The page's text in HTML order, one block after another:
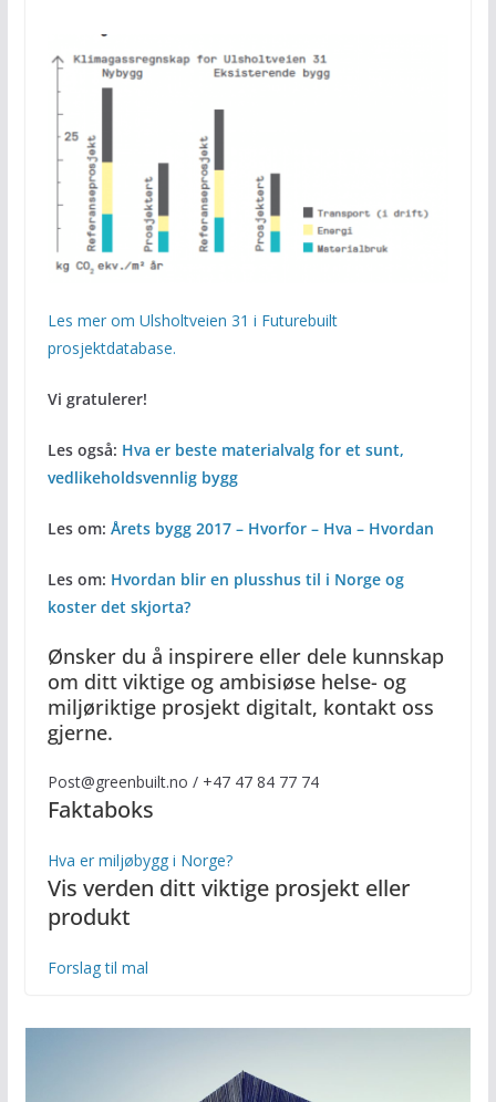
Les mer om Ulsholtveien 31 i Futurebuilt
prosjektdatabase.
Vi gratulerer!
Les også: Hva er beste materialvalg for et sunt,
vedlikeholdsvennlig bygg
Les om: Årets bygg 2017 – Hvorfor – Hva – Hvordan
Les om: Hvordan blir en plusshus til i Norge og
koster det skjorta?
Ønsker du å inspirere eller dele kunnskap
om ditt viktige og ambisiøse helse- og
miljøriktige prosjekt digitalt, kontakt oss
gjerne.
Post@greenbuilt.no / +47 47 84 77 74
Faktaboks
Hva er miljøbygg i Norge?
Vis verden ditt viktige prosjekt eller
produkt
Forslag til mal